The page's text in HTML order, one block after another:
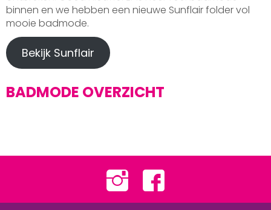
binnen en we hebben een nieuwe Sunflair folder vol
mooie badmode.
Bekijk Sunflair
BADMODE OVERZICHT